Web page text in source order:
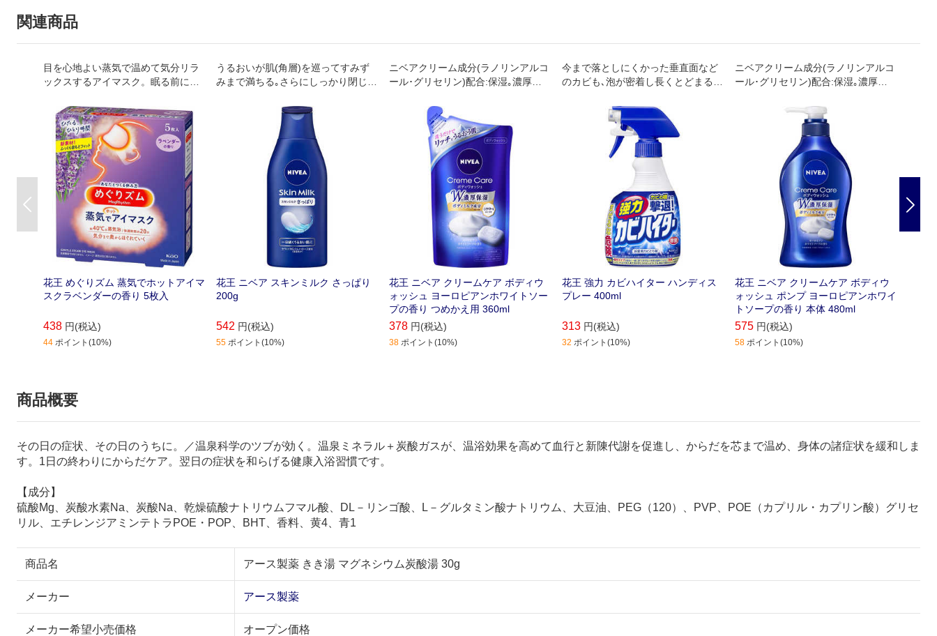
関連商品
Previous
目を心地よい蒸気で温めて気分リラ
ックスするアイマスク。眠る前に心
花王 めぐりズム 蒸気でホットアイマ
スクラベンダーの香り 5枚入
438 円(税込)
44 ポイント(10%)
うるおいが肌(角層)を巡ってすみず
みまで満ちる｡さらにしっかり閉じ込
花王 ニベア スキンミルク さっぱり
200g
542 円(税込)
55 ポイント(10%)
ニベアクリーム成分(ラノリンアルコ
ール･グリセリン)配合:保湿｡濃厚な
花王 ニベア クリームケア ボディウ
ォッシュ ヨーロピアンホワイトソー
プの香り つめかえ用 360ml
378 円(税込)
38 ポイント(10%)
今まで落としにくかった垂直面など
のカビも､泡が密着し長くとどまるの
花王 強力 カビハイター ハンディス
プレー 400ml
313 円(税込)
32 ポイント(10%)
ニベアクリーム成分(ラノリンアルコ
ール･グリセリン)配合:保湿｡濃厚な
花王 ニベア クリームケア ボディウ
ォッシュ ポンプ ヨーロピアンホワイ
トソープの香り 本体 480ml
575 円(税込)
58 ポイント(10%)
商品概要
その日の症状、その日のうちに。／温泉科学のツブが効く。温泉ミネラル＋炭酸ガスが、温浴効果を高めて血行と新陳代謝を促進し、からだを芯まで温め、身体の諸症状を緩和しま
す。1日の終わりにからだケア。翌日の症状を和らげる健康入浴習慣です。
【成分】
硫酸Mg、炭酸水素Na、炭酸Na、乾燥硫酸ナトリウムフマル酸、DL－リンゴ酸、L－グルタミン酸ナトリウム、大豆油、PEG（120）、PVP、POE（カプリル・カプリン酸）グリセ
リル、エチレンジアミンテトラPOE・POP、BHT、香料、黄4、青1
商品名 アース製薬 きき湯 マグネシウム炭酸湯 30g
メーカー アース製薬
メーカー希望小売価格 オープン価格